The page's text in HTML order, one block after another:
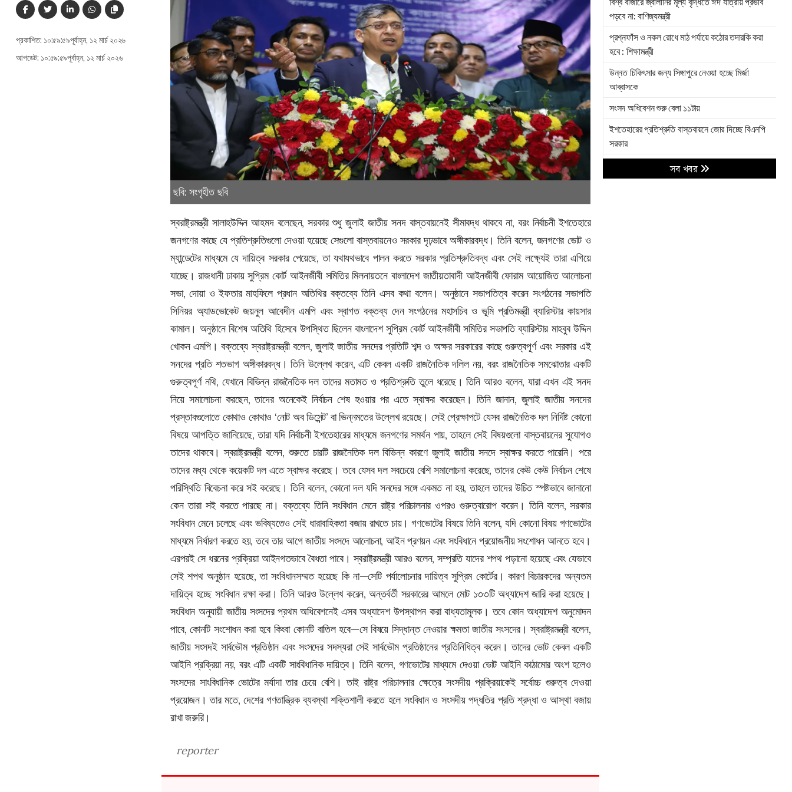
প্রকাশিত: ১০:৫৯:৫৯পূর্বাহ্ন, ১২ মার্চ ২০২৬
আপডেট: ১০:৫৯:৫৯পূর্বাহ্ন, ১২ মার্চ ২০২৬
ছবি: সংগৃহীত ছবি
স্বরাষ্ট্রমন্ত্রী সালাহউদ্দিন আহমদ বলেছেন, সরকার শুধু জুলাই জাতীয় সনদ বাস্তবায়নেই সীমাবদ্ধ থাকবে না, বরং নির্বাচনী ইশতেহারে
জনগণের কাছে যে প্রতিশ্রুতিগুলো দেওয়া হয়েছে সেগুলো বাস্তবায়নেও সরকার দৃঢ়ভাবে অঙ্গীকারবদ্ধ। তিনি বলেন, জনগণের ভোট ও
ম্যান্ডেটের মাধ্যমে যে দায়িত্ব সরকার পেয়েছে, তা যথাযথভাবে পালন করতে সরকার প্রতিশ্রুতিবদ্ধ এবং সেই লক্ষ্যেই তারা এগিয়ে
যাচ্ছে। রাজধানী ঢাকায় সুপ্রিম কোর্ট আইনজীবী সমিতির মিলনায়তনে বাংলাদেশ জাতীয়তাবাদী আইনজীবী ফোরাম আয়োজিত আলোচনা
সভা, দোয়া ও ইফতার মাহফিলে প্রধান অতিথির বক্তব্যে তিনি এসব কথা বলেন। অনুষ্ঠানে সভাপতিত্ব করেন সংগঠনের সভাপতি
সিনিয়র অ্যাডভোকেট জয়নুল আবেদীন এমপি এবং স্বাগত বক্তব্য দেন সংগঠনের মহাসচিব ও ভূমি প্রতিমন্ত্রী ব্যারিস্টার কায়সার
কামাল। অনুষ্ঠানে বিশেষ অতিথি হিসেবে উপস্থিত ছিলেন বাংলাদেশ সুপ্রিম কোর্ট আইনজীবী সমিতির সভাপতি ব্যারিস্টার মাহবুব উদ্দিন
খোকন এমপি। বক্তব্যে স্বরাষ্ট্রমন্ত্রী বলেন, জুলাই জাতীয় সনদের প্রতিটি শব্দ ও অক্ষর সরকারের কাছে গুরুত্বপূর্ণ এবং সরকার এই
সনদের প্রতি শতভাগ অঙ্গীকারবদ্ধ। তিনি উল্লেখ করেন, এটি কেবল একটি রাজনৈতিক দলিল নয়, বরং রাজনৈতিক সমঝোতার একটি
গুরুত্বপূর্ণ নথি, যেখানে বিভিন্ন রাজনৈতিক দল তাদের মতামত ও প্রতিশ্রুতি তুলে ধরেছে। তিনি আরও বলেন, যারা এখন এই সনদ
নিয়ে সমালোচনা করছেন, তাদের অনেকেই নির্বাচন শেষ হওয়ার পর এতে স্বাক্ষর করেছেন। তিনি জানান, জুলাই জাতীয় সনদের
প্রস্তাবগুলোতে কোথাও কোথাও ‘নোট অব ডিসেন্ট’ বা ভিন্নমতের উল্লেখ রয়েছে। সেই প্রেক্ষাপটে যেসব রাজনৈতিক দল নির্দিষ্ট কোনো
বিষয়ে আপত্তি জানিয়েছে, তারা যদি নির্বাচনী ইশতেহারের মাধ্যমে জনগণের সমর্থন পায়, তাহলে সেই বিষয়গুলো বাস্তবায়নের সুযোগও
তাদের থাকবে। স্বরাষ্ট্রমন্ত্রী বলেন, শুরুতে চারটি রাজনৈতিক দল বিভিন্ন কারণে জুলাই জাতীয় সনদে স্বাক্ষর করতে পারেনি। পরে
তাদের মধ্য থেকে কয়েকটি দল এতে স্বাক্ষর করেছে। তবে যেসব দল সবচেয়ে বেশি সমালোচনা করেছে, তাদের কেউ কেউ নির্বাচন শেষে
পরিস্থিতি বিবেচনা করে সই করেছে। তিনি বলেন, কোনো দল যদি সনদের সঙ্গে একমত না হয়, তাহলে তাদের উচিত স্পষ্টভাবে জানানো
কেন তারা সই করতে পারছে না। বক্তব্যে তিনি সংবিধান মেনে রাষ্ট্র পরিচালনার ওপরও গুরুত্বারোপ করেন। তিনি বলেন, সরকার
সংবিধান মেনে চলেছে এবং ভবিষ্যতেও সেই ধারাবাহিকতা বজায় রাখতে চায়। গণভোটের বিষয়ে তিনি বলেন, যদি কোনো বিষয় গণভোটের
মাধ্যমে নির্ধারণ করতে হয়, তবে তার আগে জাতীয় সংসদে আলোচনা, আইন প্রণয়ন এবং সংবিধানে প্রয়োজনীয় সংশোধন আনতে হবে।
এরপরই সে ধরনের প্রক্রিয়া আইনগতভাবে বৈধতা পাবে। স্বরাষ্ট্রমন্ত্রী আরও বলেন, সম্প্রতি যাদের শপথ পড়ানো হয়েছে এবং যেভাবে
সেই শপথ অনুষ্ঠান হয়েছে, তা সংবিধানসম্মত হয়েছে কি না—সেটি পর্যালোচনার দায়িত্ব সুপ্রিম কোর্টের। কারণ বিচারকদের অন্যতম
দায়িত্ব হচ্ছে সংবিধান রক্ষা করা। তিনি আরও উল্লেখ করেন, অন্তর্বর্তী সরকারের আমলে মোট ১৩৩টি অধ্যাদেশ জারি করা হয়েছে।
সংবিধান অনুযায়ী জাতীয় সংসদের প্রথম অধিবেশনেই এসব অধ্যাদেশ উপস্থাপন করা বাধ্যতামূলক। তবে কোন অধ্যাদেশ অনুমোদন
পাবে, কোনটি সংশোধন করা হবে কিংবা কোনটি বাতিল হবে—সে বিষয়ে সিদ্ধান্ত নেওয়ার ক্ষমতা জাতীয় সংসদের। স্বরাষ্ট্রমন্ত্রী বলেন,
জাতীয় সংসদই সার্বভৌম প্রতিষ্ঠান এবং সংসদের সদস্যরা সেই সার্বভৌম প্রতিষ্ঠানের প্রতিনিধিত্ব করেন। তাদের ভোট কেবল একটি
আইনি প্রক্রিয়া নয়, বরং এটি একটি সাংবিধানিক দায়িত্ব। তিনি বলেন, গণভোটের মাধ্যমে দেওয়া ভোট আইনি কাঠামোর অংশ হলেও
সংসদের সাংবিধানিক ভোটের মর্যাদা তার চেয়ে বেশি। তাই রাষ্ট্র পরিচালনার ক্ষেত্রে সংসদীয় প্রক্রিয়াকেই সর্বোচ্চ গুরুত্ব দেওয়া
প্রয়োজন। তার মতে, দেশের গণতান্ত্রিক ব্যবস্থা শক্তিশালী করতে হলে সংবিধান ও সংসদীয় পদ্ধতির প্রতি শ্রদ্ধা ও আস্থা বজায়
রাখা জরুরি।
reporter
পড়বে না: বাণিজ্যমন্ত্রী
প্রশ্নফাঁস ও নকল রোধে মাঠ পর্যায়ে কঠোর তদারকি করা
হবে : শিক্ষামন্ত্রী
উন্নত চিকিৎসার জন্য সিঙ্গাপুরে নেওয়া হচ্ছে মির্জা
আব্বাসকে
সংসদ অধিবেশন শুরু বেলা ১১টায়
ইশতেহারের প্রতিশ্রুতি বাস্তবায়নে জোর দিচ্ছে বিএনপি
সরকার
যুক্তরাষ্ট্রকে চমকে দিচ্ছে ইরানের পাল্টা আঘাত, বদলে
যাচ্ছে যুদ্ধের হিসাব
সব খবর